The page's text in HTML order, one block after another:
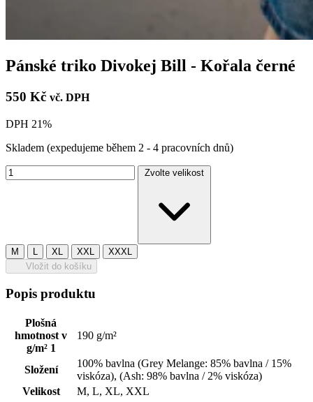
Pánské triko Divokej Bill - Kořala černé
550 Kč vč. DPH
DPH 21%
Skladem (expedujeme během 2 - 4 pracovních dnů)
Zvolte velikost
M L XL XXL
XXXL
Vložit do košíku
Popis produktu
Plošná
hmotnost v
g/m² 1
190 g/m²
Složení
100% bavlna (Grey Melange: 85% bavlna / 15%
viskóza), (Ash: 98% bavlna / 2% viskóza)
Velikost
M, L, XL, XXL